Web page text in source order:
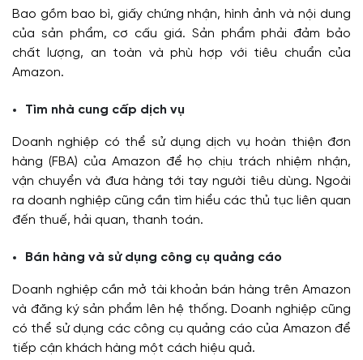
Bao gồm bao bì, giấy chứng nhận, hình ảnh và nội dung
của sản phẩm, cơ cấu giá. Sản phẩm phải đảm bảo
chất lượng, an toàn và phù hợp với tiêu chuẩn của
Amazon.
Tìm nhà cung cấp dịch vụ
Doanh nghiệp có thể sử dụng dịch vụ hoàn thiện đơn
hàng (FBA) của Amazon để họ chịu trách nhiệm nhận,
vận chuyển và đưa hàng tới tay người tiêu dùng. Ngoài
ra doanh nghiệp cũng cần tìm hiểu các thủ tục liên quan
đến thuế, hải quan, thanh toán.
Bán hàng và sử dụng công cụ quảng cáo
Doanh nghiệp cần mở tài khoản bán hàng trên Amazon
và đăng ký sản phẩm lên hệ thống. Doanh nghiệp cũng
có thể sử dụng các công cụ quảng cáo của Amazon để
tiếp cận khách hàng một cách hiệu quả.